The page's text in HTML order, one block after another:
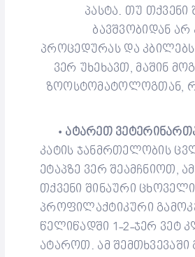
პასტა. თუ
ბავშვობიდან არ
პროცედურას და
ვერ უხეხავთ, მაშინ
ზოოსტომატოლოგთან,
• ატარეთ
კატის ჯანმრთელობის
ეტაპზე ვერ შეამჩნიოთ,
თქვენი შინაური ცხოველი
პროფილაქტიკური
წელიწადში 1-2-ჯერ ვეტ
ატაროთ . ამ შემთხვევაში